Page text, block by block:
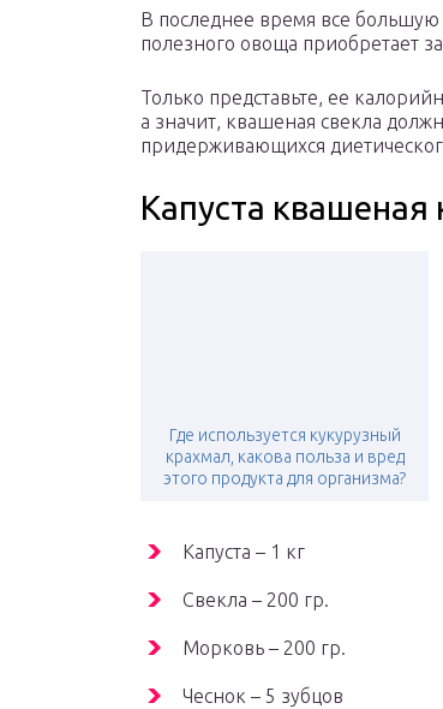
В последнее время все
полезного овоща приобретает
Только представьте, ее
а значит, квашеная свекла
придерживающихся
Капуста квашеная
Где используется кукурузный
крахмал, какова польза и вред
этого продукта для организма?
Капуста – 1 кг
Свекла – 200 гр.
Морковь – 200 гр.
Чеснок – 5 зубцов